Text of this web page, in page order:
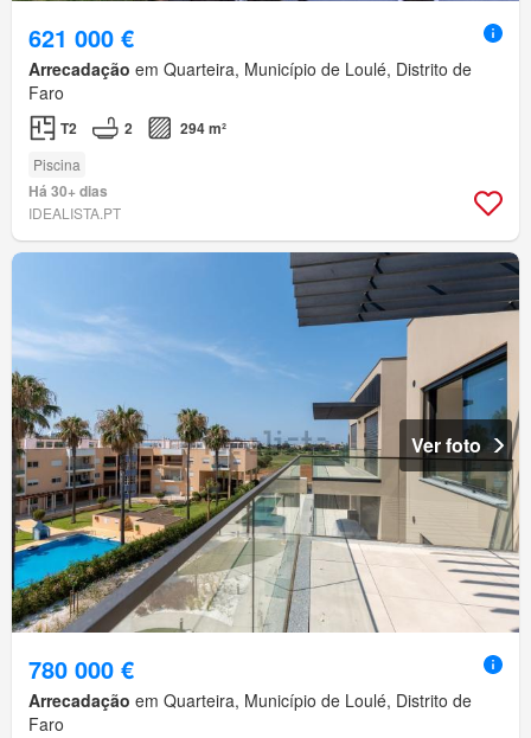
621 000 €
Arrecadação em Quarteira, Município de Loulé, Distrito de
Faro
T2 2 294 m²
Piscina
Há 30+ dias
IDEALISTA.PT
Ver foto
780 000 €
Arrecadação em Quarteira, Município de Loulé, Distrito de
Faro